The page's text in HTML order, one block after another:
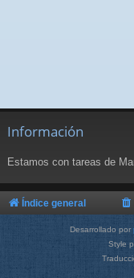
Información
Estamos con tareas de
Índice general
Desarrollado por
Style